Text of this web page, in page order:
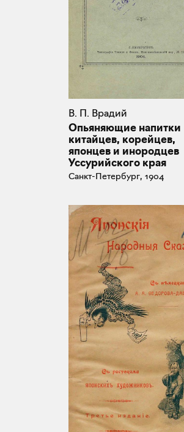
В. П. Врадий
Опьяняющие напитки
китайцев, корейцев,
японцев и инородцев
Уссурийского края
Санкт-Петербург, 1904